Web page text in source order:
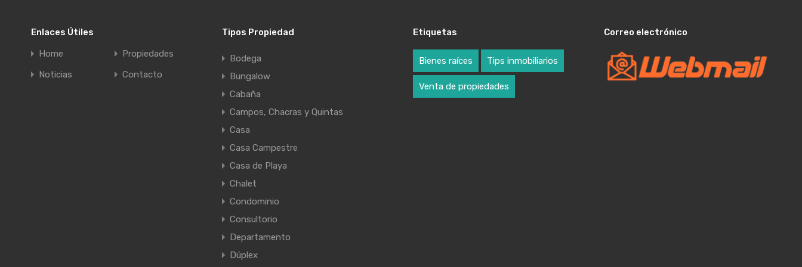
Enlaces Útiles
Home
Propiedades
Noticias
Contacto
Tipos Propiedad
Bodega
Bungalow
Cabaña
Campos, Chacras y Quintas
Casa
Casa Campestre
Casa de Playa
Chalet
Condominio
Consultorio
Departamento
Dúplex
Etiquetas
Bienes raíces Tips inmobiliarios
Venta de propiedades
Correo electrónico